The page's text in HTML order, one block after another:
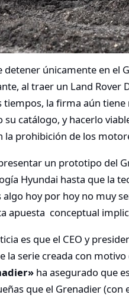
únicamente en el
al traer un Land Rover
tiempos, la firma aún
catálogo, y hacerlo
la prohibición de los
un prototipo del
Hyundai hasta que la
hoy por hoy no muy
apuesta conceptual
es que el CEO y
la serie creada con
ha asegurado que
que el Grenadier